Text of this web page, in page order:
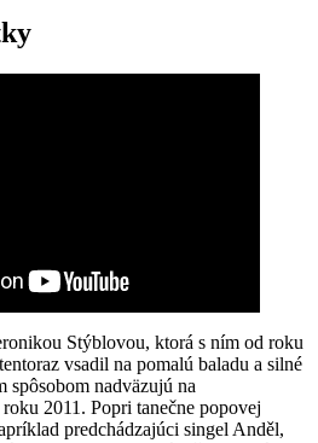
Stýblovou, ktorá s ním od roku
vsadil na pomalú baladu a silné
spôsobom nadväzujú na
2011. Popri tanečne popovej
predchádzajúci singel Anděl,